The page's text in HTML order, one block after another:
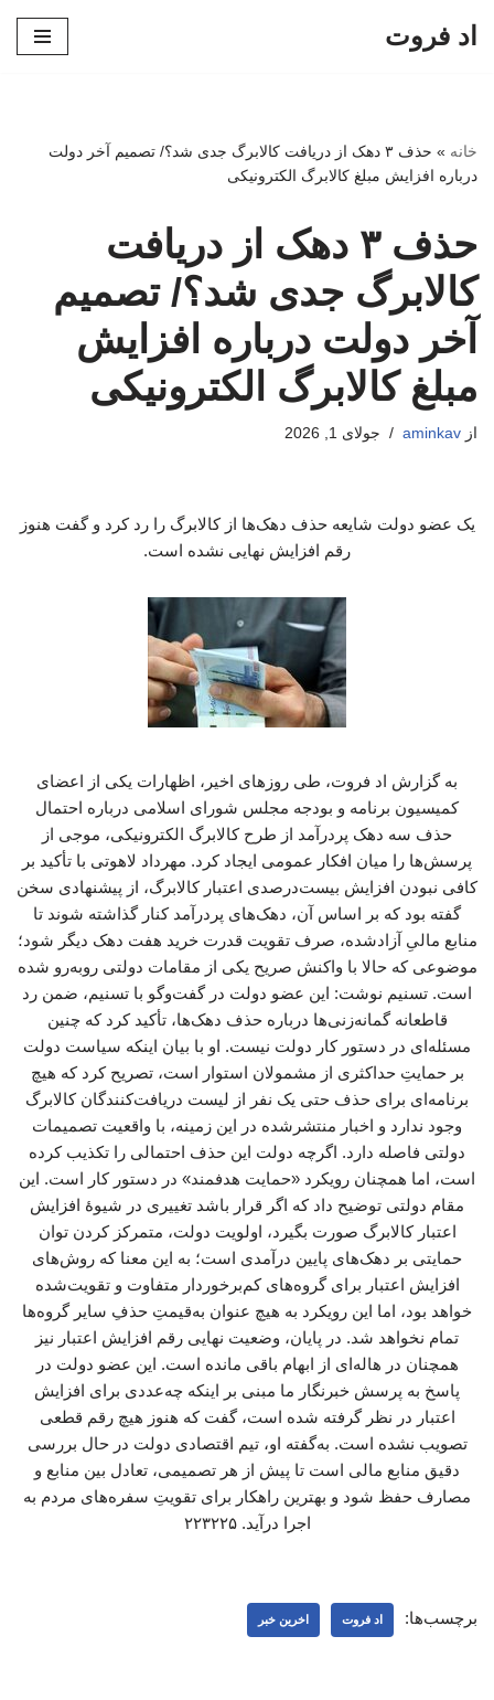
اد فروت
خانه »
حذف ۳ دهک از دریافت کالابرگ جدی شد؟/ تصمیم آخر دولت
درباره افزایش مبلغ کالابرگ الکترونیکی
حذف ۳ دهک از دریافت
کالابرگ جدی شد؟/ تصمیم
آخر دولت درباره افزایش
مبلغ کالابرگ الکترونیکی
از aminkav جولای 1, 2026
یک عضو دولت شایعه حذف دهک‌ها از کالابرگ را رد کرد و گفت هنوز
رقم افزایش نهایی نشده است.
به گزارش اد فروت، طی روزهای اخیر، اظهارات یکی از اعضای
کمیسیون برنامه و بودجه مجلس شورای اسلامی درباره احتمال
حذف سه دهک پردرآمد از طرح کالابرگ الکترونیکی، موجی از
پرسش‌ها را میان افکار عمومی ایجاد کرد. مهرداد لاهوتی با تأکید بر
کافی نبودن افزایش بیست‌درصدی اعتبار کالابرگ، از پیشنهادی سخن
گفته بود که بر اساس آن، دهک‌های پردرآمد کنار گذاشته شوند تا
منابع مالیِ آزادشده، صرف تقویت قدرت خرید هفت دهک دیگر شود؛
موضوعی که حالا با واکنش صریح یکی از مقامات دولتی روبه‌رو شده
است. تسنیم نوشت: این عضو دولت در گفت‌وگو با تسنیم، ضمن رد
قاطعانه گمانه‌زنی‌ها درباره حذف دهک‌ها، تأکید کرد که چنین
مسئله‌ای در دستور کار دولت نیست. او با بیان اینکه سیاست دولت
بر حمایتِ حداکثری از مشمولان استوار است، تصریح کرد که هیچ
برنامه‌ای برای حذف حتی یک نفر از لیست دریافت‌کنندگان کالابرگ
وجود ندارد و اخبار منتشرشده در این زمینه، با واقعیت تصمیمات
دولتی فاصله دارد. اگرچه دولت این حذف احتمالی را تکذیب کرده
است، اما همچنان رویکرد «حمایت هدفمند» در دستور کار است. این
مقام دولتی توضیح داد که اگر قرار باشد تغییری در شیوهٔ افزایش
اعتبار کالابرگ صورت بگیرد، اولویت دولت، متمرکز کردن توان
حمایتی بر دهک‌های پایین درآمدی است؛ به این معنا که روش‌های
افزایش اعتبار برای گروه‌های کم‌برخوردار متفاوت و تقویت‌شده
خواهد بود، اما این رویکرد به هیچ عنوان به‌قیمتِ حذفِ سایر گروه‌ها
تمام نخواهد شد. در پایان، وضعیت نهایی رقم افزایش اعتبار نیز
همچنان در هاله‌ای از ابهام باقی مانده است. این عضو دولت در
پاسخ به پرسش خبرنگار ما مبنی بر اینکه چه‌عددی برای افزایش
اعتبار در نظر گرفته شده است، گفت که هنوز هیچ رقم قطعی
تصویب نشده است. به‌گفته او، تیم اقتصادی دولت در حال بررسی
دقیق منابع مالی است تا پیش از هر تصمیمی، تعادل بین منابع و
مصارف حفظ شود و بهترین راهکار برای تقویتِ سفره‌های مردم به
اجرا درآید. ۲۲۳۲۲۵
برچسب‌ها: اد فروت اخرین خبر